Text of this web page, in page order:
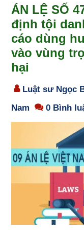
ÁN LỆ SỐ
định tội
cáo dùng
vào vùng
hại
Luật sư Ngọc
Nam
0 Bình